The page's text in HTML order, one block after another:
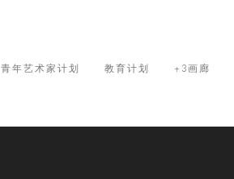
青年艺术家计划 教育计划 +3画廊